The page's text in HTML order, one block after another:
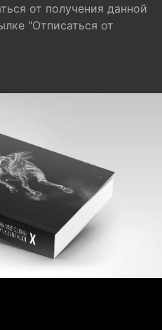
от получения данной
"Отписаться от